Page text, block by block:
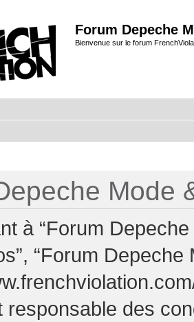
Forum Depeche
Bienvenue sur le forum
Mode
à “Forum
“Forum Depeche
responsable des